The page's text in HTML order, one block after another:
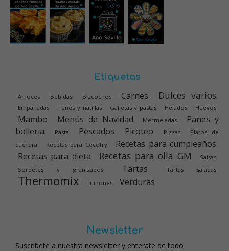
Etiquetas
Arroces Bebidas Bizcochos Carnes Dulces varios
Empanadas Flanes y natillas Galletas y pastas Helados Huevos
Mambo Menús de Navidad Mermeladas
Panes y
bolleria
Pasta Pescados Picoteo Pizzas
Platos de
cuchara
Recetas para Cecofry
Recetas para cumpleaños
Recetas para dieta
Recetas para olla GM
Salsas
Sorbetes y granizados
Tartas Tartas saladas
Thermomix Turrones Verduras
Newsletter
Suscríbete a nuestra newsletter y enterate de todo